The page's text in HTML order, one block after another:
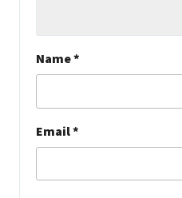
Name*
Email*